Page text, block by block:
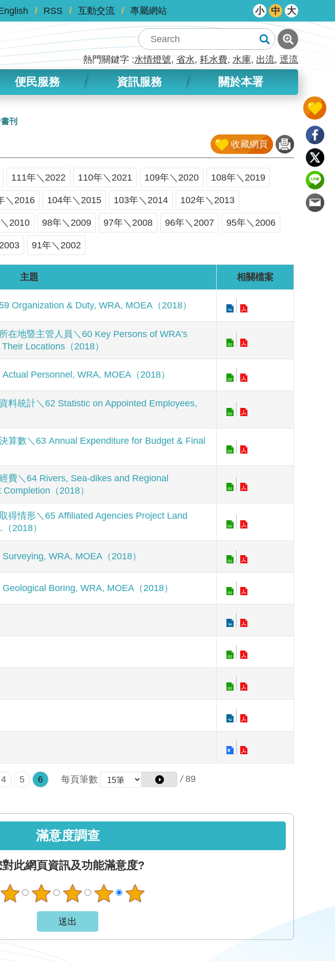
RSS 互動交流 專屬網站 小 中 大
熱門關鍵字 水情燈號 省水 耗水費 水庫 出流 逕流
便民服務 資訊服務 關於本署
刊
收藏網頁
111年＼2022 110年＼2021 109年＼2020 108年＼2019
＼2016 104年＼2015 103年＼2014 102年＼2013
2010 98年＼2009 97年＼2008 96年＼2007 95年＼2006
91年＼2002
主題 相關檔案
Organization & Duty, WRA, MOEA（2018）
在地暨主管人員＼60 Key Persons of WRA's
Locations（2018）
Personnel, WRA, MOEA（2018）
料統計＼62 Statistic on Appointed Employees,
算數＼63 Annual Expenditure for Budget & Final
費＼64 Rivers, Sea-dikes and Regional
（2018）
得情形＼65 Affiliated Agencies Project Land
2018）
WRA, MOEA（2018）
Boring, WRA, MOEA（2018）
4 5 6 每頁筆數 / 89
滿意度調查
對此網頁資訊及功能滿意度?